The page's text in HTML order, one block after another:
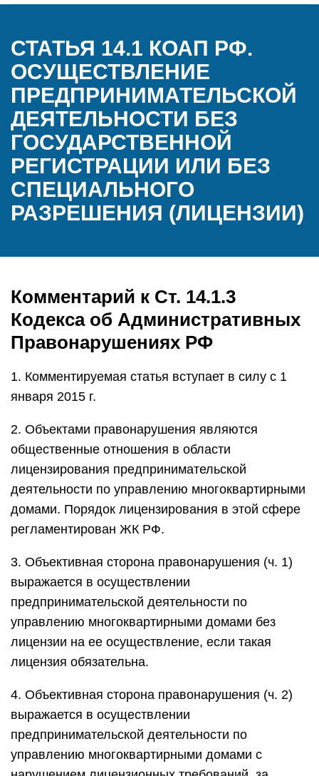
СТАТЬЯ 14.1 КОАП РФ.
ОСУЩЕСТВЛЕНИЕ
ПРЕДПРИНИМАТЕЛЬСКОЙ
ДЕЯТЕЛЬНОСТИ БЕЗ
ГОСУДАРСТВЕННОЙ
РЕГИСТРАЦИИ ИЛИ БЕЗ
СПЕЦИАЛЬНОГО
РАЗРЕШЕНИЯ (ЛИЦЕНЗИИ)
Комментарий к Ст. 14.1.3
Кодекса об Административных
Правонарушениях РФ
1. Комментируемая статья вступает в силу с 1
января 2015 г.
2. Объектами правонарушения являются
общественные отношения в области
лицензирования предпринимательской
деятельности по управлению многоквартирными
домами. Порядок лицензирования в этой сфере
регламентирован ЖК РФ.
3. Объективная сторона правонарушения (ч. 1)
выражается в осуществлении
предпринимательской деятельности по
управлению многоквартирными домами без
лицензии на ее осуществление, если такая
лицензия обязательна.
4. Объективная сторона правонарушения (ч. 2)
выражается в осуществлении
предпринимательской деятельности по
управлению многоквартирными домами с